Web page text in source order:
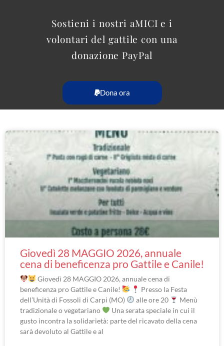
Sostieni i nostri aMICI e i
volontari del gattile con una
donazione PayPal
Dona ora
Giovedì 28 MAGGIO 2026, annuale
cena di beneficenza pro Gattile e Canile!
Giovedì 28 MAGGIO 2026, annuale cena di
beneficenza pro Gattile e Canile!
Presso la Festa
dell’Unità di Fossoli di Carpi (MO)
alle ore 20
Menù
tradizionale o vegetariano
Una serata speciale in cui il
gusto incontra la solidarietà: parte del ricavato della cena
sarà devoluto al Gattile e al